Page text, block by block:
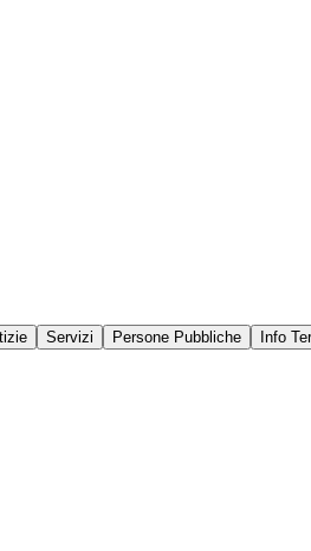
Servizi Persone Pubbliche Info